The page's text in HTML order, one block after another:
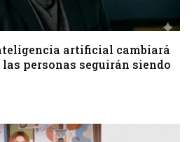
artificial cambiará
personas seguirán siendo